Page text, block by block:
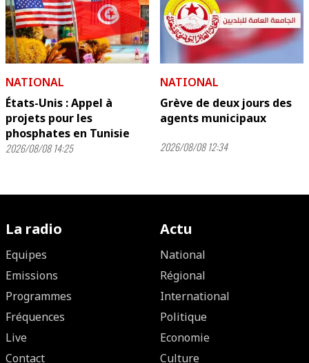
NATIONAL
États-Unis : Appel à
projets pour les
phosphates en Tunisie
2026/08/08 14:25
NATIONAL
Grève de deux jours des
agents municipaux
2026/08/08 12:34
La radio
Equipes
Emissions
Programmes
Fréquences
Live
Contact
Actu
National
Régional
International
Politique
Economie
Culture